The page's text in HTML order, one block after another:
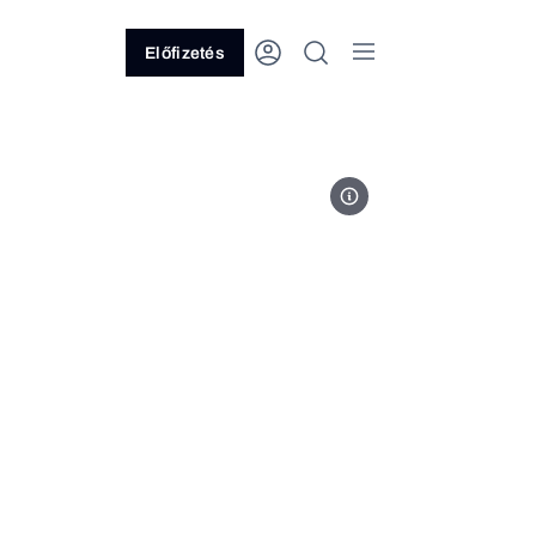
Előfizetés
Fotó: Orbán Viktor / Facebook